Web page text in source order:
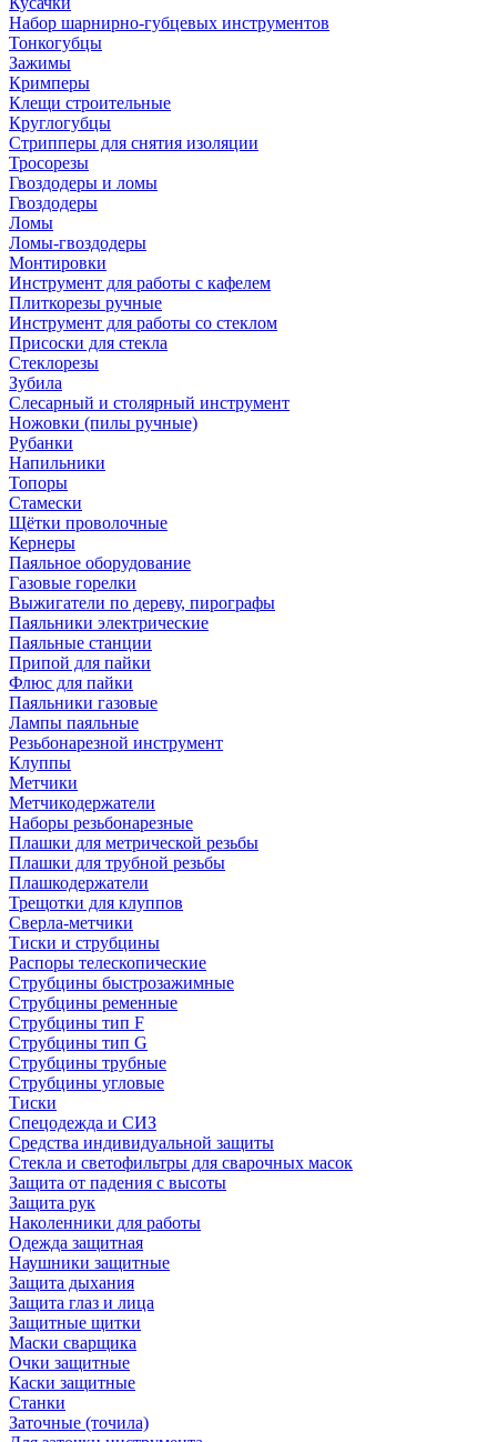
Набор шарнирно-губцевых инструментов
Тонкогубцы
Зажимы
Кримперы
Клещи строительные
Круглогубцы
Стрипперы для снятия изоляции
Тросорезы
Гвоздодеры и ломы
Гвоздодеры
Ломы
Ломы-гвоздодеры
Монтировки
Инструмент для работы с кафелем
Плиткорезы ручные
Инструмент для работы со стеклом
Присоски для стекла
Стеклорезы
Зубила
Слесарный и столярный инструмент
Ножовки (пилы ручные)
Рубанки
Напильники
Топоры
Стамески
Щётки проволочные
Кернеры
Паяльное оборудование
Газовые горелки
Выжигатели по дереву, пирографы
Паяльники электрические
Паяльные станции
Припой для пайки
Флюс для пайки
Паяльники газовые
Лампы паяльные
Резьбонарезной инструмент
Клуппы
Метчики
Метчикодержатели
Наборы резьбонарезные
Плашки для метрической резьбы
Плашки для трубной резьбы
Плашкодержатели
Трещотки для клуппов
Сверла-метчики
Тиски и струбцины
Распоры телескопические
Струбцины быстрозажимные
Струбцины ременные
Струбцины тип F
Струбцины тип G
Струбцины трубные
Струбцины угловые
Тиски
Спецодежда и СИЗ
Средства индивидуальной защиты
Стекла и светофильтры для сварочных масок
Защита от падения с высоты
Защита рук
Наколенники для работы
Одежда защитная
Наушники защитные
Защита дыхания
Защита глаз и лица
Защитные щитки
Маски сварщика
Очки защитные
Каски защитные
Станки
Заточные (точила)